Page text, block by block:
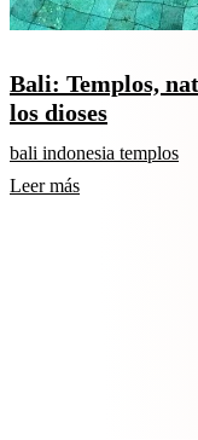
Bali: Templos,
los dioses
bali indonesia templos
Leer más